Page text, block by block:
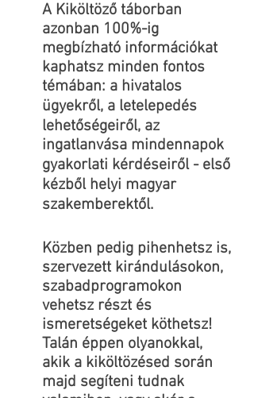
A Kiköltöző táborban
azonban 100%-ig
megbízható információkat
kaphatsz minden fontos
témában: a hivatalos
ügyekről, a letelepedés
lehetőségeiről, az
ingatlanvása mindennapok
gyakorlati kérdéseiről - első
kézből helyi magyar
szakemberektől.
Közben pedig pihenhetsz is,
szervezett kirándulásokon,
szabadprogramokon
vehetsz részt és
ismeretségeket köthetsz!
Talán éppen olyanokkal,
akik a kiköltözésed során
majd segíteni tudnak